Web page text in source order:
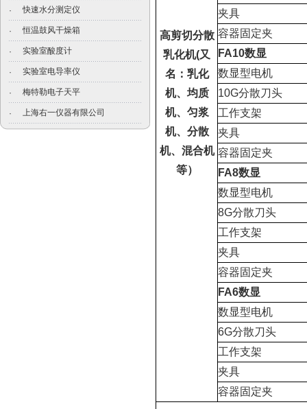
· 快速水分测定仪
· 恒温鼓风干燥箱
· 实验室酸度计
· 实验室电导率仪
· 梅特勒电子天平
· 上海右一仪器有限公司
高剪切分散
乳化机(又
名：乳化
机、均质
机、匀浆
机、分散
机、混合机
等）
夹具
容器固定夹
FA10数显
数显型电机
10G分散刀头
工作支架
夹具
容器固定夹
FA8数显
数显型电机
8G分散刀头
工作支架
夹具
容器固定夹
FA6数显
数显型电机
6G分散刀头
工作支架
夹具
容器固定夹